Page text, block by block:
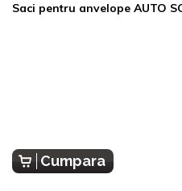
Saci pentru anvelope AUTO
Cumpara